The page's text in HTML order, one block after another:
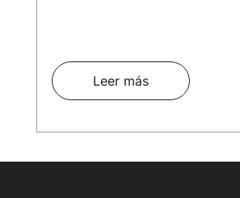
Leer más